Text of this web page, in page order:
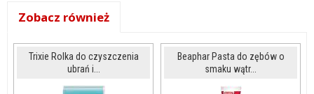
Zobacz również
Trixie Rolka do czyszczenia
ubrań i...
Beaphar Pasta do zębów o
smaku wątr...